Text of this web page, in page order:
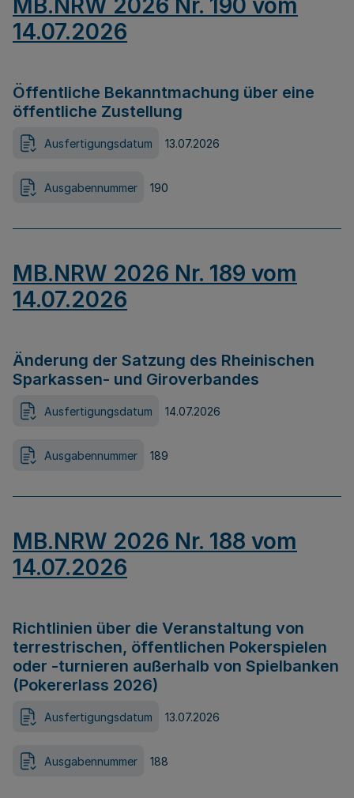
MB.NRW 2026 Nr. 190 vom
14.07.2026
Öffentliche Bekanntmachung über eine
öffentliche Zustellung
Ausfertigungsdatum 13.07.2026
Ausgabennummer 190
MB.NRW 2026 Nr. 189 vom
14.07.2026
Änderung der Satzung des Rheinischen
Sparkassen- und Giroverbandes
Ausfertigungsdatum 14.07.2026
Ausgabennummer 189
MB.NRW 2026 Nr. 188 vom
14.07.2026
Richtlinien über die Veranstaltung von
terrestrischen, öffentlichen Pokerspielen
oder -turnieren außerhalb von Spielbanken
(Pokererlass 2026)
Ausfertigungsdatum 13.07.2026
Ausgabennummer 188